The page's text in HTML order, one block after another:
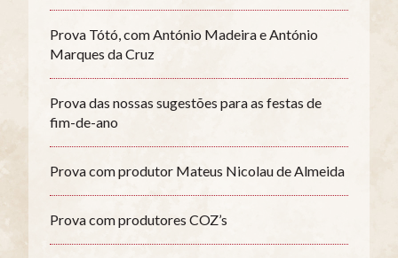
Prova Tótó, com António Madeira e António
Marques da Cruz
Prova das nossas sugestões para as festas de
fim-de-ano
Prova com produtor Mateus Nicolau de Almeida
Prova com produtores COZ’s